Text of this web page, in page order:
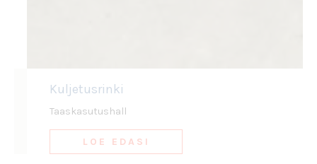
Kuljetusrinki
Taaskasutushall
LOE EDASI